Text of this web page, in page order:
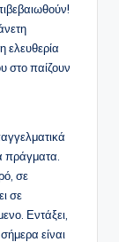
ελευθερία
στο παίζουν
πράγματα.
σε
σε
Εντάξει,
είναι